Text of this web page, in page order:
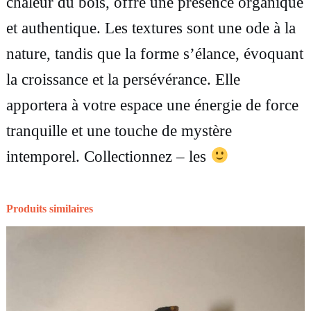
p
t
u
r
e
F
g
et authentique. Les textures sont une ode à la
nature, tandis que la forme s’élance, évoquant
la croissance et la persévérance. Elle
apportera à votre espace une énergie de force
tranquille et une touche de mystère
intemporel. Collectionnez – les
Produits similaires